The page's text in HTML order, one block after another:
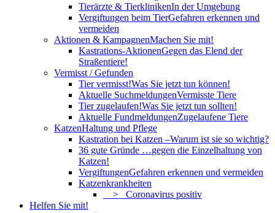
Tierärzte & TierklinikenIn der Umgebung
Vergiftungen beim TierGefahren erkennen und
vermeiden
Aktionen & KampagnenMachen Sie mit!
Kastrations-AktionenGegen das Elend der
Straßentiere!
Vermisst / Gefunden
Tier vermisst!Was Sie jetzt tun können!
Aktuelle SuchmeldungenVermisste Tiere
Tier zugelaufen!Was Sie jetzt tun sollten!
Aktuelle FundmeldungenZugelaufene Tiere
KatzenHaltung und Pflege
Kastration bei Katzen –Warum ist sie so wichtig?
36 gute Gründe …gegen die Einzelhaltung von
Katzen!
VergiftungenGefahren erkennen und vermeiden
Katzenkrankheiten
> Coronavirus positiv
Helfen Sie mit!